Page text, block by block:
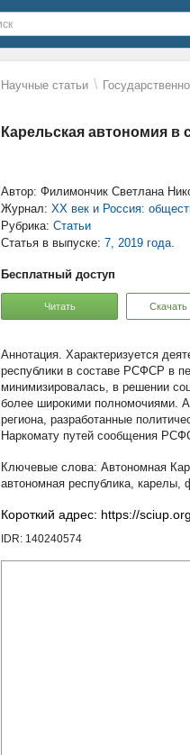
Научные статьи \
Карельская автономия
Автор: Филимончик Светлана
Журнал: ХХ век и Россия:
Рубрика: Статьи
Статья в выпуске: 7, 2019 года.
Бесплатный доступ
Читать Скачать
Характеризуется
республики в составе РСФСР в
минимизировалась, в решении
более широкими полномочиями.
региона, разработанные
Наркомату путей сообщения
Автономная
автономная республика, карелы,
Короткий адрес: https://
IDR: 140240574